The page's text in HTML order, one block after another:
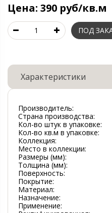
Цена: 390 руб/кв.м
Характеристики
Производитель:
Страна производства:
Кол-во штук в упаковке:
Кол-во кв.м в упаковке:
Коллекция:
Место в коллекции:
Размеры (мм):
Толщина (мм):
Поверхность:
Покрытие:
Материал:
Назначение:
Применение: